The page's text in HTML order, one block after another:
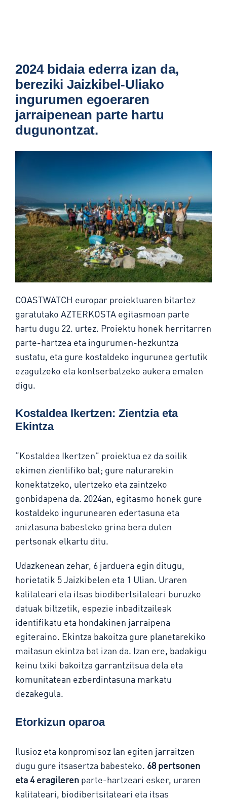
2024 bidaia ederra izan da,
bereziki Jaizkibel-Uliako
ingurumen egoeraren
jarraipenean parte hartu
dugunontzat.
COASTWATCH europar proiektuaren bitartez
garatutako AZTERKOSTA egitasmoan parte
hartu dugu 22. urtez. Proiektu honek herritarren
parte-hartzea eta ingurumen-hezkuntza
sustatu, eta gure kostaldeko ingurunea gertutik
ezagutzeko eta kontserbatzeko aukera ematen
digu.
Kostaldea Ikertzen: Zientzia eta
Ekintza
“Kostaldea Ikertzen” proiektua ez da soilik
ekimen zientifiko bat; gure naturarekin
konektatzeko, ulertzeko eta zaintzeko
gonbidapena da. 2024an, egitasmo honek gure
kostaldeko ingurunearen edertasuna eta
aniztasuna babesteko grina bera duten
pertsonak elkartu ditu.
Udazkenean zehar, 6 jarduera egin ditugu,
horietatik 5 Jaizkibelen eta 1 Ulian. Uraren
kalitateari eta itsas biodibertsitateari buruzko
datuak biltzetik, espezie inbaditzaileak
identifikatu eta hondakinen jarraipena
egiteraino. Ekintza bakoitza gure planetarekiko
maitasun ekintza bat izan da. Izan ere, badakigu
keinu txiki bakoitza garrantzitsua dela eta
komunitatean ezberdintasuna markatu
dezakegula.
Etorkizun oparoa
Ilusioz eta konpromisoz lan egiten jarraitzen
dugu gure itsasertza babesteko. 68 pertsonen
eta 4 eragilerenparte-hartzeari esker, uraren
kalitateari, biodibertsitateari eta itsas